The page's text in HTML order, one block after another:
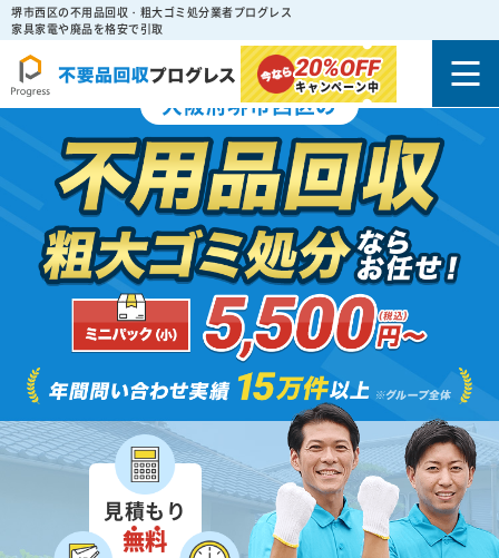
堺市西区の不用品回収・粗大ゴミ処分業者プログレス
家具家電や廃品を格安で引取
20%OFF
キャンペーン中
大阪府堺市西区の
見積もり
無料